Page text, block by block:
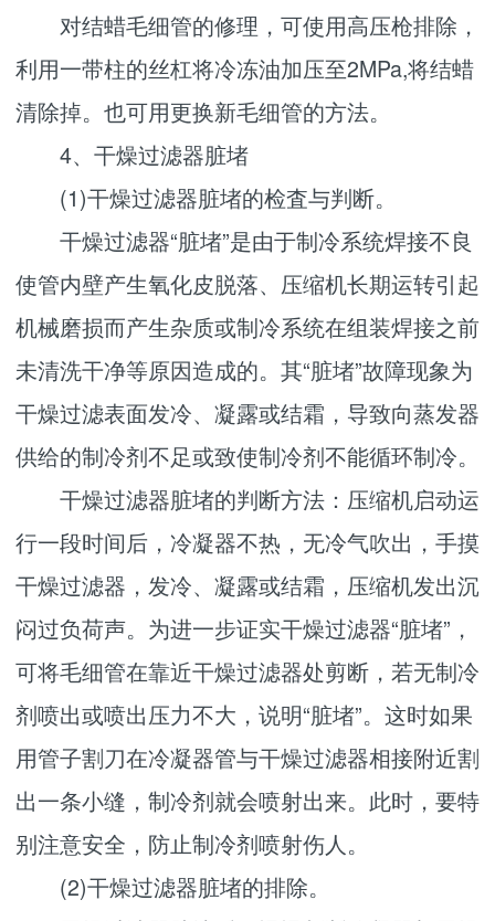
对结蜡毛细管的修理，可使用高压枪排除，
利用一带柱的丝杠将冷冻油加压至2MPa,将结蜡
清除掉。也可用更换新毛细管的方法。
4、干燥过滤器脏堵
(1)干燥过滤器脏堵的检査与判断。
干燥过滤器“脏堵”是由于制冷系统焊接不良
使管内壁产生氧化皮脱落、压缩机长期运转引起
机械磨损而产生杂质或制冷系统在组装焊接之前
未清洗干净等原因造成的。其“脏堵”故障现象为
干燥过滤表面发冷、凝露或结霜，导致向蒸发器
供给的制冷剂不足或致使制冷剂不能循环制冷。
干燥过滤器脏堵的判断方法：压缩机启动运
行一段时间后，冷凝器不热，无冷气吹出，手摸
干燥过滤器，发冷、凝露或结霜，压缩机发出沉
闷过负荷声。为进一步证实干燥过滤器“脏堵”，
可将毛细管在靠近干燥过滤器处剪断，若无制冷
剂喷出或喷出压力不大，说明“脏堵”。这时如果
用管子割刀在冷凝器管与干燥过滤器相接附近割
出一条小缝，制冷剂就会喷射出来。此时，要特
别注意安全，防止制冷剂喷射伤人。
(2)干燥过滤器脏堵的排除。